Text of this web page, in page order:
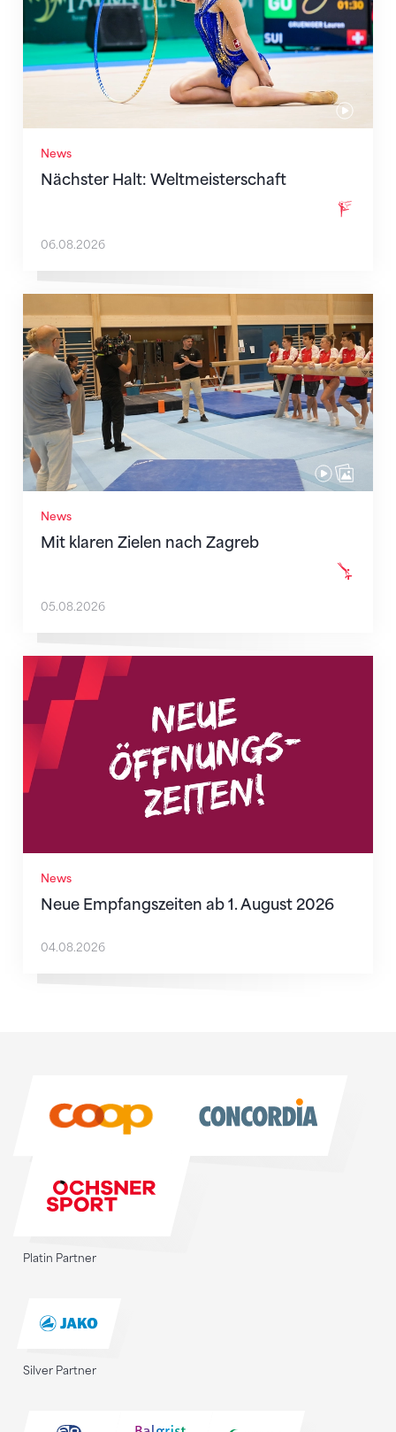
News
Nächster Halt: Weltmeisterschaft
06.08.2026
News
Mit klaren Zielen nach Zagreb
Mit klaren Zielen nach Zagreb
05.08.2026
News
Neue Empfangszeiten ab 1. August 2026
Neue Empfangszeiten ab 1. August 2026
04.08.2026
Platin Partner
Silver Partner